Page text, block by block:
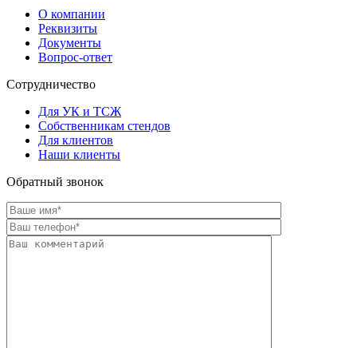
О компании
Реквизиты
Документы
Вопрос-ответ
Сотрудничество
Для УК и ТСЖ
Собственникам стендов
Для клиентов
Наши клиенты
Обратный звонок